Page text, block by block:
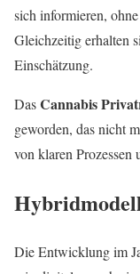
sich informieren,
Gleichzeitig erhalten
Einschätzung.
DasCannabis
geworden, das nicht
von klaren Prozessen
Die Entwicklung im